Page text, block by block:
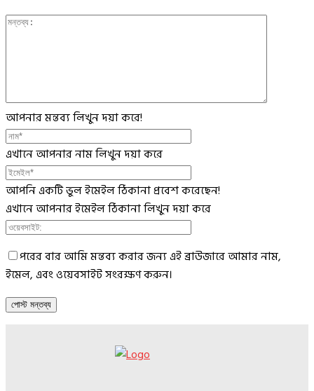
আপনার মন্তব্য লিখুন দয়া করে!
এখানে আপনার নাম লিখুন দয়া করে
আপনি একটি ভুল ইমেইল ঠিকানা প্রবেশ করেছেন!
এখানে আপনার ইমেইল ঠিকানা লিখুন দয়া করে
পরের বার আমি মন্তব্য করার জন্য এই ব্রাউজারে আমার নাম,
ইমেল, এবং ওয়েবসাইট সংরক্ষণ করুন।